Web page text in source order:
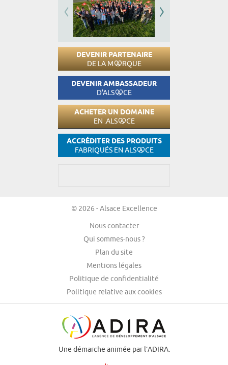
DEVENIR PARTENAIRE
DE LA M RQUE
DEVENIR AMBASSADEUR
D'ALS CE
ACHETER UN DOMAINE
EN .ALS CE
ACCRÉDITER DES PRODUITS
FABRIQUÉS EN ALS CE
© 2026 - Alsace Excellence
Nous contacter
Qui sommes-nous ?
Plan du site
Mentions légales
Politique de confidentialité
Politique relative aux cookies
Une démarche animée par l’ADIRA.